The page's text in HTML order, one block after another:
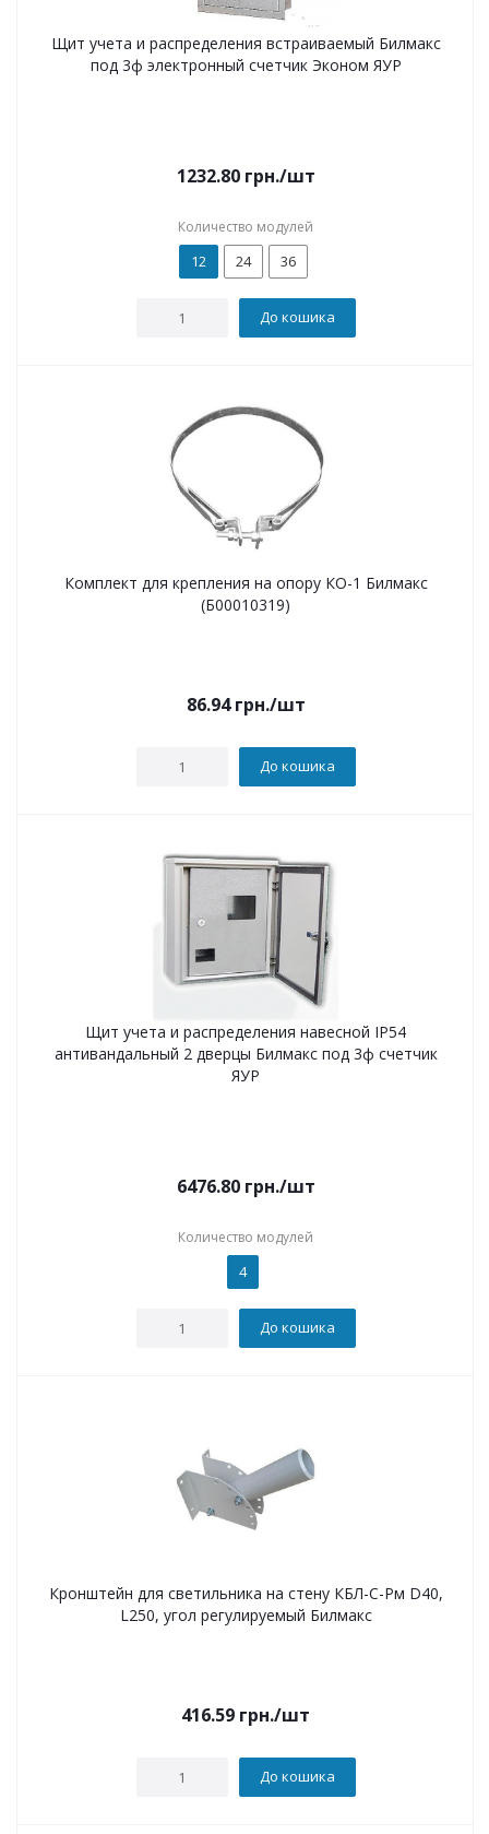
Щит учета и распределения встраиваемый Билмакс
под 3ф электронный счетчик Эконом ЯУР
1232.80грн./шт
Количество модулей
12 24 36
До кошика
Комплект для крепления на опору КО-1 Билмакс
(Б00010319)
86.94грн./шт
До кошика
Щит учета и распределения навесной IP54
антивандальный 2 дверцы Билмакс под 3ф счетчик
ЯУР
6476.80грн./шт
Количество модулей
4
До кошика
Кронштейн для светильника на стену КБЛ-С-Рм D40,
L250, угол регулируемый Билмакс
416.59 грн./шт
До кошика